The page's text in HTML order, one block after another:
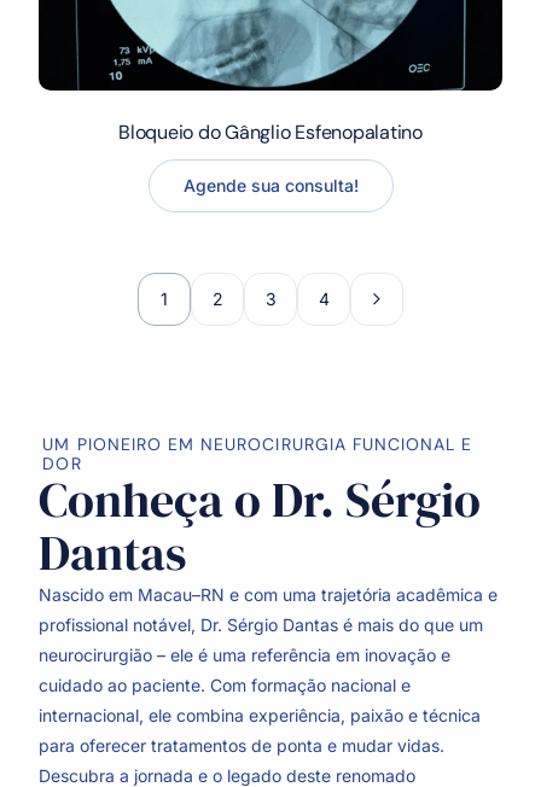
Bloqueio do Gânglio Esfenopalatino
Agende sua consulta!
1 2 3 4
UM PIONEIRO EM NEUROCIRURGIA FUNCIONAL E
DOR
Conheça o Dr. Sérgio
Dantas
Nascido em Macau–RN e com uma trajetória acadêmica e
profissional notável, Dr. Sérgio Dantas é mais do que um
neurocirurgião – ele é uma referência em inovação e
cuidado ao paciente. Com formação nacional e
internacional, ele combina experiência, paixão e técnica
para oferecer tratamentos de ponta e mudar vidas.
Descubra a jornada e o legado deste renomado